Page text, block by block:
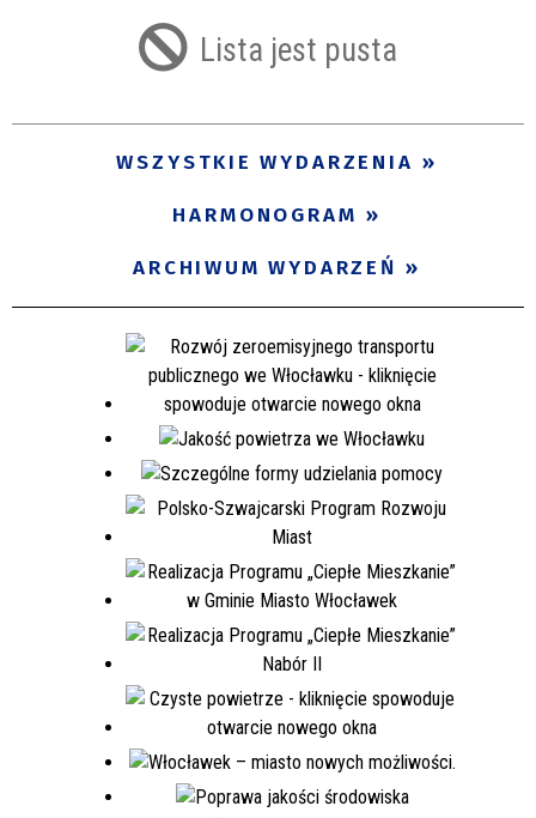
Trwające w zakresie Lista jest pusta
WSZYSTKIE WYDARZENIA
HARMONOGRAM
ARCHIWUM WYDARZEŃ